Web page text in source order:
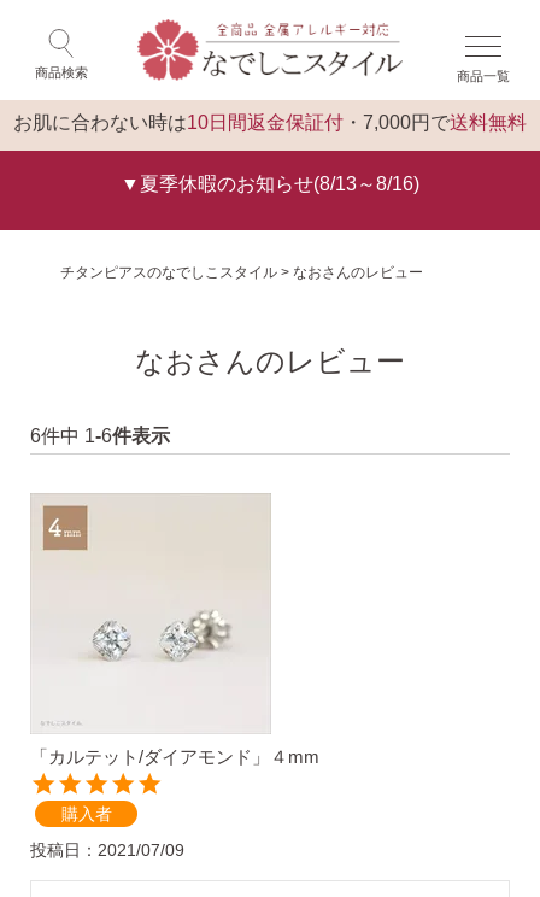
商品検索 商品一覧
お肌に合わない時は10日間返金保証付 ・7,000円で送料無料
▼夏季休暇のお知らせ(8/13～8/16)
閉じる
ゲスト 様 こんにちは
気になるキーワードで探す
#アイスカラー
チタンピアスのなでしこスタイル なおさんのレビュー
なおさんのレビュー
6件中 1-6件表示
「カルテット/ダイアモンド」４mm
購入者
投稿日
2021/07/09